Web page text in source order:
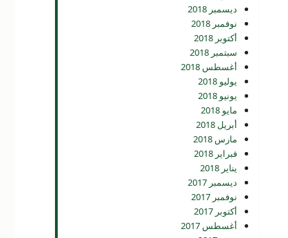
ديسمبر 2018
نوفمبر 2018
أكتوبر 2018
سبتمبر 2018
أغسطس 2018
يوليو 2018
يونيو 2018
مايو 2018
أبريل 2018
مارس 2018
فبراير 2018
يناير 2018
ديسمبر 2017
نوفمبر 2017
أكتوبر 2017
أغسطس 2017